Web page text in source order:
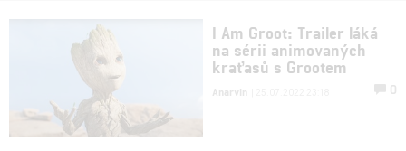
I Am Groot: Trailer láká
na sérii animovaných
kraťasů s Grootem
Anarvin 0